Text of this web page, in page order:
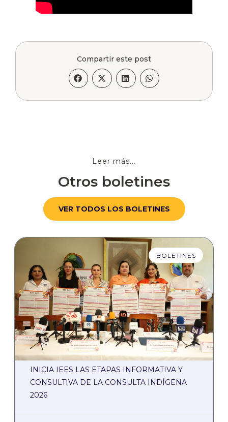
Compartir este post
Leer más...
Otros boletines
VER TODOS LOS BOLETINES
BOLETINES
INICIA IEES LAS ETAPAS INFORMATIVA Y
CONSULTIVA DE LA CONSULTA INDÍGENA
2026